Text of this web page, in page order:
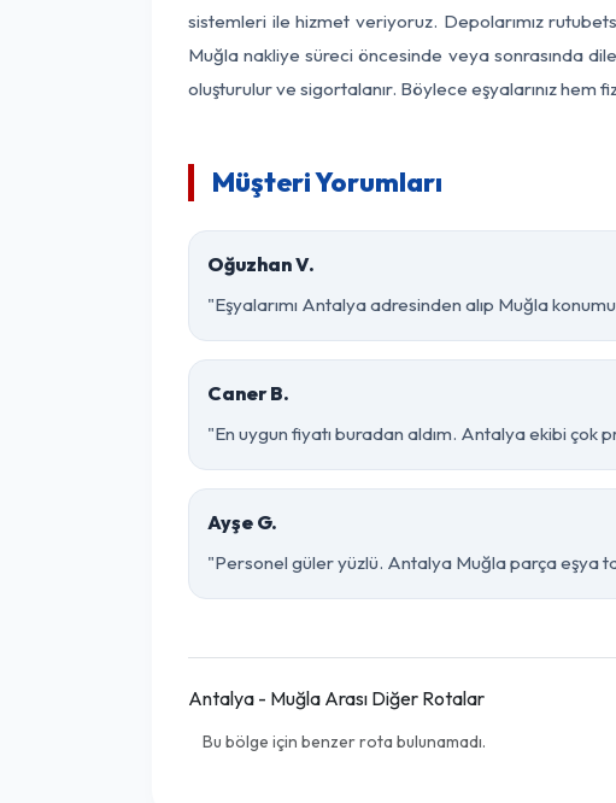
sistemleri ile hizmet veriyoruz. Depolarımız
Muğla nakliye süreci öncesinde veya sonrasında
oluşturulur ve sigortalanır. Böylece eşyalarınız hem
Müşteri Yorumları
Oğuzhan V.
"Eşyalarımı Antalya adresinden alıp Muğla
Caner B.
"En uygun fiyatı buradan aldım. Antalya ekibi çok
Ayşe G.
"Personel güler yüzlü. Antalya Muğla parça eşya
Antalya - Muğla Arası Diğer Rotalar
Bu bölge için benzer rota bulunamadı.